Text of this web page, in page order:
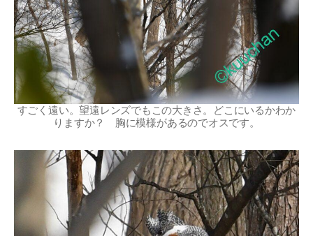
すごく遠い。望遠レンズでもこの大きさ。どこにいるかわか
りますか？ 胸に模様があるのでオスです。